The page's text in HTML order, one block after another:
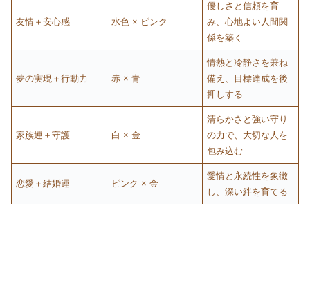
友情＋安心感 水色 × ピンク
優しさと信頼を育
み、心地よい人間関
係を築く
夢の実現＋行動力 赤 × 青
情熱と冷静さを兼ね
備え、目標達成を後
押しする
家族運＋守護 白 × 金
清らかさと強い守り
の力で、大切な人を
包み込む
恋愛＋結婚運 ピンク × 金
愛情と永続性を象徴
し、深い絆を育てる